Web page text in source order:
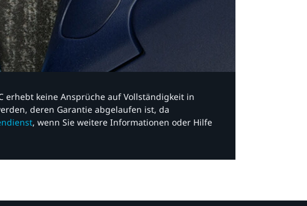
erhebt keine Ansprüche auf Vollständigkeit in
deren Garantie abgelaufen ist, da
, wenn Sie weitere Informationen oder Hilfe